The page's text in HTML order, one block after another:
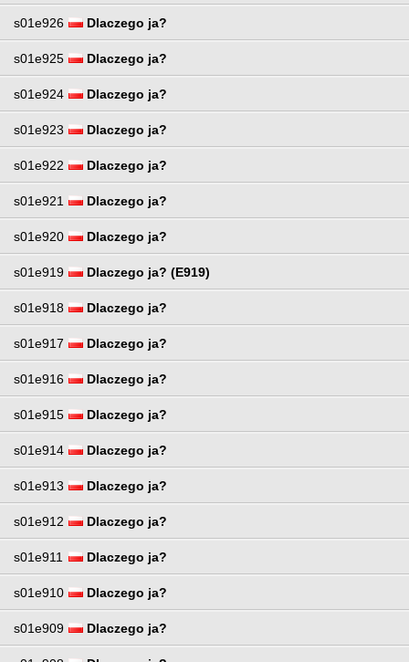
s01e926 Dlaczego ja?
s01e925 Dlaczego ja?
s01e924 Dlaczego ja?
s01e923 Dlaczego ja?
s01e922 Dlaczego ja?
s01e921 Dlaczego ja?
s01e920 Dlaczego ja?
s01e919 Dlaczego ja? (E919)
s01e918 Dlaczego ja?
s01e917 Dlaczego ja?
s01e916 Dlaczego ja?
s01e915 Dlaczego ja?
s01e914 Dlaczego ja?
s01e913 Dlaczego ja?
s01e912 Dlaczego ja?
s01e911 Dlaczego ja?
s01e910 Dlaczego ja?
s01e909 Dlaczego ja?